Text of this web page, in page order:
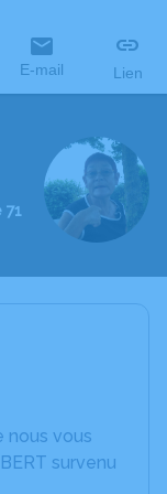
E-mail Lien
nous vous
survenu